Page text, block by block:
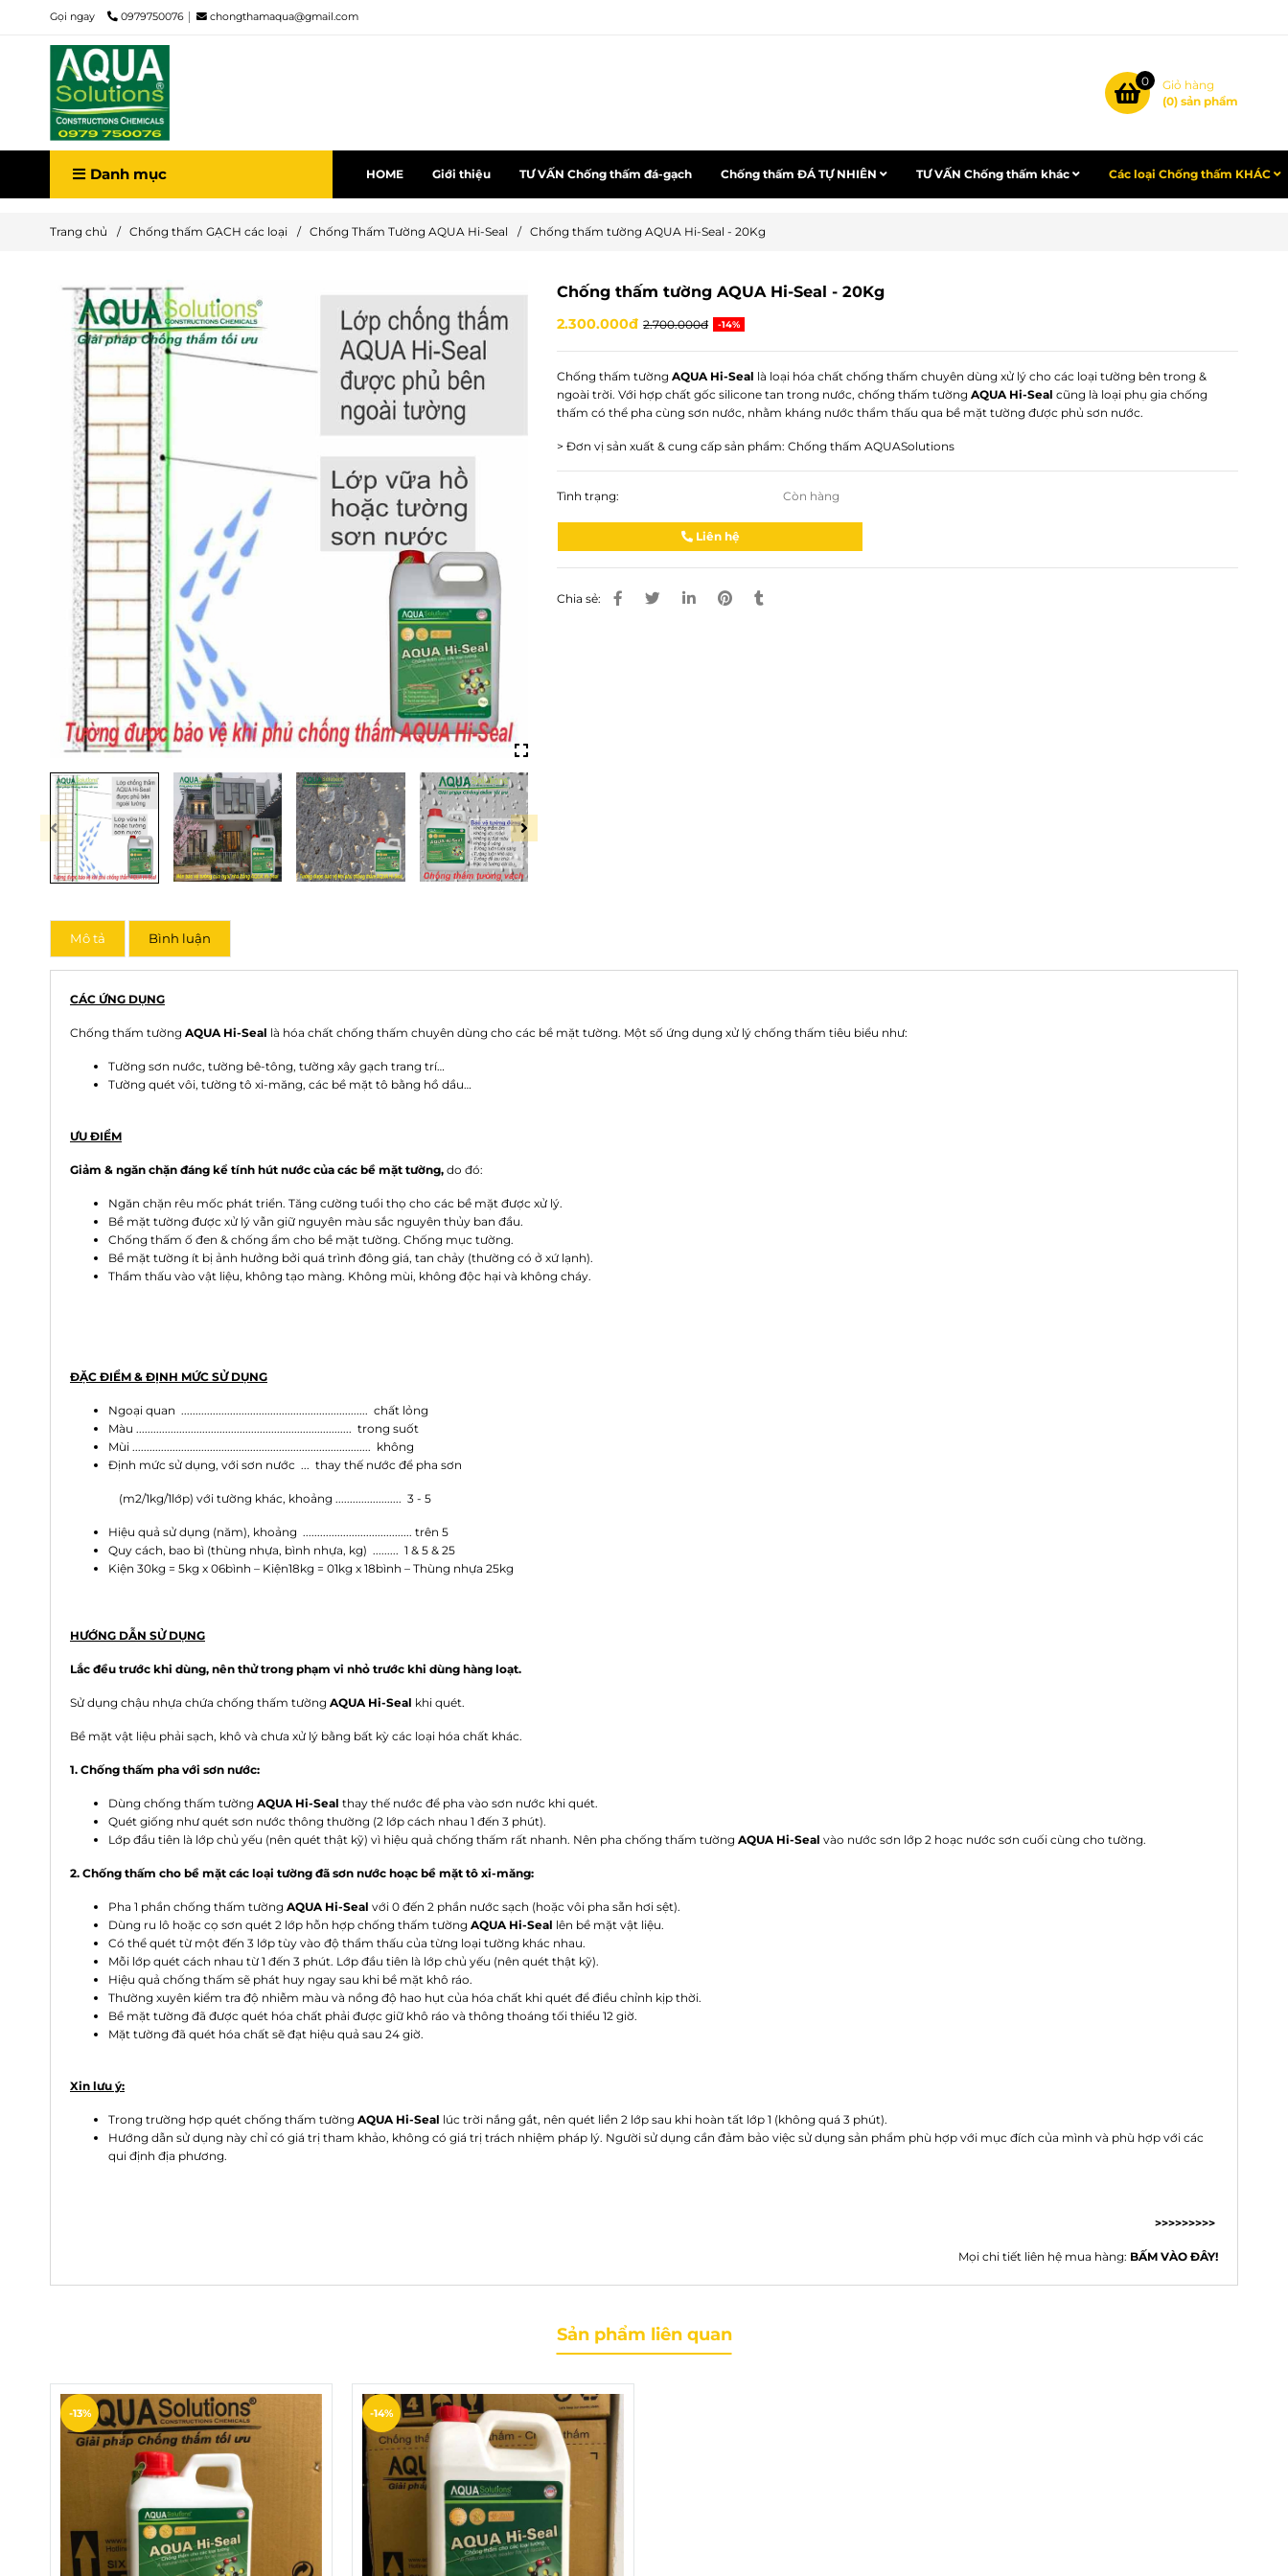
Gọi ngay 0979750076 chongthamaqua@gmail.com
0
Giỏ hàng
(0) sản phẩm
Danh mục HOME Giới thiệu TƯ VẤN Chống thấm đá-gạch Chống thấm ĐÁ TỰ NHIÊN TƯ VẤN Chống thấm khác Các loại Chống thấm KHÁC
Trang chủ / Chống thấm GẠCH các loại / Chống Thấm Tường AQUA Hi-Seal / Chống thấm tường AQUA Hi-Seal - 20Kg
Chống thấm tường AQUA Hi-Seal - 20Kg
2.300.000đ 2.700.000đ -14%
Chống thấm tườngAQUA Hi-Seal là loại hóa chất chống thấm chuyên dùng xử lý cho các loại tường bên trong &
ngoài trời. Với hợp chất gốc silicone tan trong nước,chống thấm tườngAQUA Hi-Seal cũng là loại phụ gia chống
thấm có thể pha cùng sơn nước, nhằm kháng nước thẩm thấu qua bề mặt tường được phủ sơn nước.
> Đơn vị sản xuất & cung cấp sản phẩm: Chống thấm AQUASolutions
Tình trạng: Còn hàng
Liên hệ
Chia sẻ:
Mô tả Bình luận
CÁC ỨNG DỤNG
Chống thấm tường AQUA Hi-Seal là hóa chất chống thấm chuyên dùng cho các bề mặt tường. Một số ứng dụng xử lý chống thấm tiêu biểu như:
Tường sơn nước, tường bê-tông, tường xây gạch trang trí…
Tường quét vôi, tường tô xi-măng, các bề mặt tô bằng hồ dầu…
ƯU ĐIỂM
Giảm & ngăn chặn đáng kể tính hút nước của các bề mặt tường, do đó:
Ngăn chặn rêu mốc phát triển. Tăng cường tuổi thọ cho các bề mặt được xử lý.
Bề mặt tường được xử lý vẫn giữ nguyên màu sắc nguyên thủy ban đầu.
Chống thấm ố đen & chống ẩm cho bề mặt tường. Chống mục tường.
Bề mặt tường ít bị ảnh hưởng bởi quá trình đông giá, tan chảy (thường có ở xứ lạnh).
Thẩm thấu vào vật liệu, không tạo màng. Không mùi, không độc hại và không cháy.
ĐẶC ĐIỂM & ĐỊNH MỨC SỬ DỤNG
Ngoại quan ................................................................. chất lỏng
Màu ........................................................................... trong suốt
Mùi ................................................................................... không
Định mức sử dụng, với sơn nước ... thay thế nước để pha sơn
(m2/1kg/1lớp) với tường khác, khoảng ....................... 3 - 5
Hiệu quả sử dụng (năm), khoảng ...................................... trên 5
Quy cách, bao bì (thùng nhựa, bình nhựa, kg) ......... 1 & 5 & 25
Kiện 30kg = 5kg x 06bình – Kiện18kg = 01kg x 18bình – Thùng nhựa 25kg
HƯỚNG DẪN SỬ DỤNG
Lắc đều trước khi dùng, nên thử trong phạm vi nhỏ trước khi dùng hàng loạt.
Sử dụng chậu nhựa chứa chống thấm tường AQUA Hi-Seal khi quét.
Bề mặt vật liệu phải sạch, khô và chưa xử lý bằng bất kỳ các loại hóa chất khác.
1. Chống thấm pha với sơn nước:
Dùng chống thấm tường AQUA Hi-Seal thay thế nước để pha vào sơn nước khi quét.
Quét giống như quét sơn nước thông thường (2 lớp cách nhau 1 đến 3 phút).
Lớp đầu tiên là lớp chủ yếu (nên quét thật kỹ) vì hiệu quả chống thấm rất nhanh. Nên pha chống thấm tường AQUA Hi-Seal vào nước sơn lớp 2 hoạc nước sơn cuối cùng cho tường.
2. Chống thấm cho bề mặt các loại tường đã sơn nước hoạc bề mặt tô xi-măng:
Pha 1 phần chống thấm tường AQUA Hi-Seal với 0 đến 2 phần nước sạch (hoặc vôi pha sẵn hơi sệt).
Dùng ru lô hoặc cọ sơn quét 2 lớp hỗn hợp chống thấm tường AQUA Hi-Seal lên bề mặt vật liệu.
Có thể quét từ một đến 3 lớp tùy vào độ thẩm thấu của từng loại tường khác nhau.
Mỗi lớp quét cách nhau từ 1 đến 3 phút. Lớp đầu tiên là lớp chủ yếu (nên quét thật kỹ).
Hiệu quả chống thấm sẽ phát huy ngay sau khi bề mặt khô ráo.
Thường xuyên kiểm tra độ nhiễm màu và nồng độ hao hụt của hóa chất khi quét để điều chỉnh kịp thời.
Bề mặt tường đã được quét hóa chất phải được giữ khô ráo và thông thoáng tối thiểu 12 giờ.
Mặt tường đã quét hóa chất sẽ đạt hiệu quả sau 24 giờ.
Xin lưu ý:
Trong trường hợp quét chống thấm tường AQUA Hi-Seal lúc trời nắng gắt, nên quét liền 2 lớp sau khi hoàn tất lớp 1 (không quá 3 phút).
Hướng dẫn sử dụng này chỉ có giá trị tham khảo, không có giá trị trách nhiệm pháp lý. Người sử dụng cần đảm bảo việc sử dụng sản phẩm phù hợp với mục đích của mình và phù hợp với các
qui định địa phương.
>>>>>>>>>
Mọi chi tiết liên hệ mua hàng: BẤM VÀO ĐÂY!
Sản phẩm liên quan
-13% -14%